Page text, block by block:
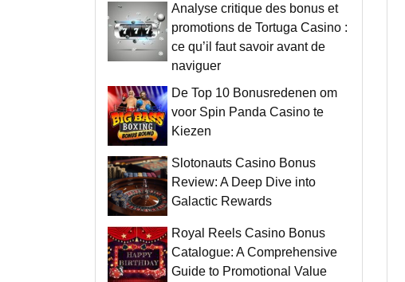
Analyse critique des bonus et
promotions de Tortuga Casino :
ce qu’il faut savoir avant de
naviguer
De Top 10 Bonusredenen om
voor Spin Panda Casino te
Kiezen
Slotonauts Casino Bonus
Review: A Deep Dive into
Galactic Rewards
Royal Reels Casino Bonus
Catalogue: A Comprehensive
Guide to Promotional Value